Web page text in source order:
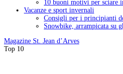
10 buoni motivi per sciare
Vacanze e sport invernali
Consigli per i principianti
Snowbike, arrampicata su
Magazine St. Jean d’Arves
Top 10